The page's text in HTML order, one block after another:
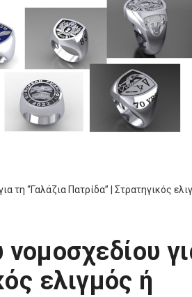
τη “Γαλάζια Πατρίδα” | Στρατηγικός
ελιγμός ή